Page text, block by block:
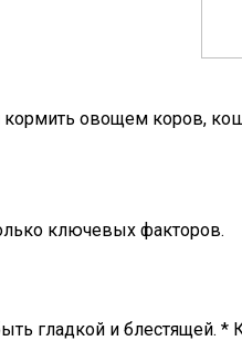
овощем коров,
ключевых факторов.
гладкой и блестящей.